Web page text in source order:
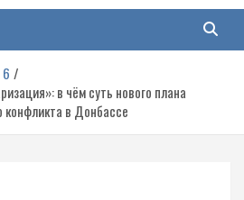
6
в чём суть нового плана
конфликта в Донбассе